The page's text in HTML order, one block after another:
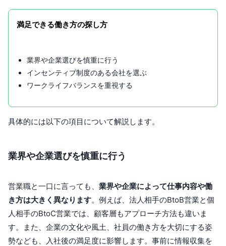
満足できる働き方の探し方
業界や企業選びを慎重に行う
インセンティブ制度のある会社を選ぶ
ワークライフバランスを重視する
具体的には以下の項目について解説します。
業界や企業選びを慎重に行う
営業職と一口に言っても、 業界や企業によって仕事内容や働
き方は大きく異なります。例えば、法人相手のBtoB営業と個
人相手のBtoC営業では、顧客層もアプローチ方法も違いま
す。また、企業の文化や風土、社員の働き方を大切にする姿
勢なども、入社後の満足度に影響します。事前に情報収集を